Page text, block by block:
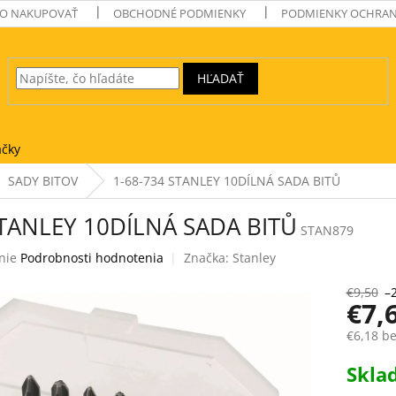
NAKUPOVAŤ OBCHODNÉ PODMIENKY PODMIENKY
HĽADAŤ
SADY BITOV 1-68-734 STANLEY 10DÍLNÁ SADA BITŮ
10DÍLNÁ SADA BITŮ STAN879
Podrobnosti hodnotenia Značka: Stanley
€9,50
€6,18
cena: